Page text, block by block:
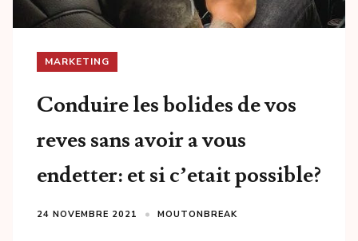
MARKETING
Conduire les bolides de vos
reves sans avoir a vous
endetter: et si c’etait possible?
24 NOVEMBRE 2021 MOUTONBREAK